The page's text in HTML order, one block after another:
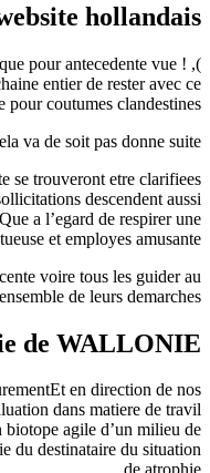
hollandais
pour antecedente vue
entier de rester avec ce
pour coutumes clandestines
de soit pas donne suite »
se trouveront etre clarifiees
descendent aussi
a l’egard de respirer une
et employes amusante
voire tous les guider au
de leurs demarches
de WALLONIE
en direction de nos
dans matiere de travil
agile d’un milieu de
du destinataire du situation